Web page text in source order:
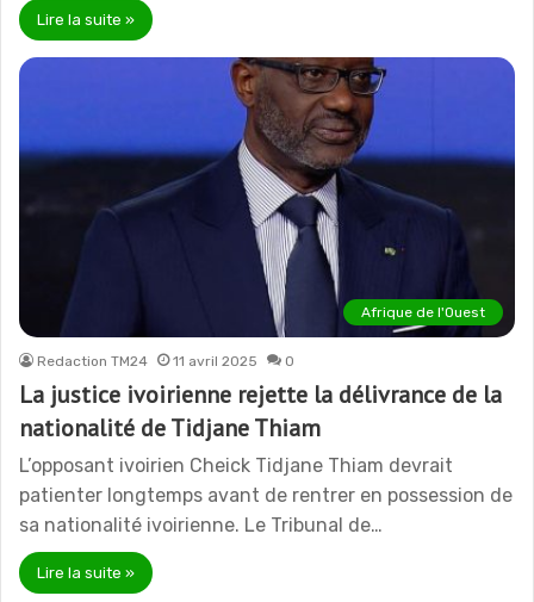
Lire la suite »
Afrique de l'Ouest
Redaction TM24 11 avril 2025 0
La justice ivoirienne rejette la délivrance de la
nationalité de Tidjane Thiam
L’opposant ivoirien Cheick Tidjane Thiam devrait
patienter longtemps avant de rentrer en possession de
sa nationalité ivoirienne. Le Tribunal de…
Lire la suite »